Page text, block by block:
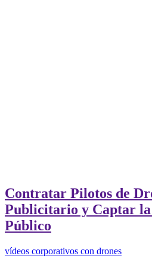
Contratar Pilotos de
Publicitario y Captar la
Público
vídeos corporativos con drones